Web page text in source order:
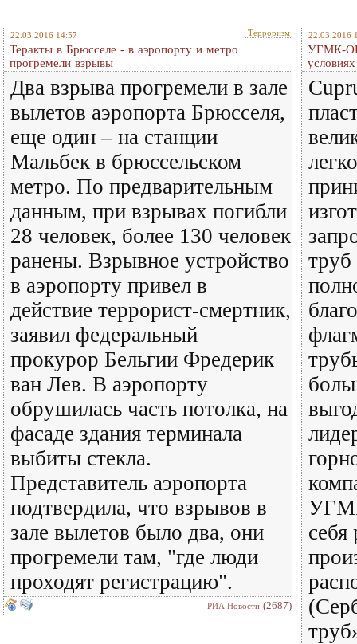
22.03.2016 14:57 Терроризм
Теракты в Брюсселе - в аэропорту и метро
прогремели взрывы
Два взрыва прогремели в зале
вылетов аэропорта Брюсселя,
еще один – на станции
Мальбек в брюссельском
метро. По предварительным
данным, при взрывах погибли
28 человек, более 130 человек
ранены. Взрывное устройство
в аэропорту привел в
действие террорист-смертник,
заявил федеральный
прокурор Бельгии Фредерик
ван Лев. В аэропорту
обрушилась часть потолка, на
фасаде здания терминала
выбиты стекла.
Представитель аэропорта
подтвердила, что взрывов в
зале вылетов было два, они
прогремели там, "где люди
проходят регистрацию".
РИА Новости (2687)
22.03.2016
УГМК-
условиях
себя